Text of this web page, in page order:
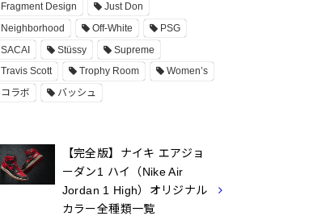
Fragment Design
Just Don
Neighborhood
Off-White
PSG
SACAI
Stüssy
Supreme
Travis Scott
Trophy Room
Women’s
コラボ
バッシュ
【完全版】ナイキ エアジョ
ーダン1 ハイ（Nike Air
Jordan 1 High）オリジナル
カラー全種類一覧